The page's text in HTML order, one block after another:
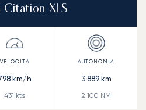
Citation XLS
km/h
431 kts
3.889km
2.100 NM